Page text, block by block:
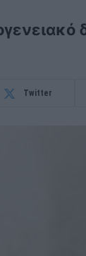
Twitter